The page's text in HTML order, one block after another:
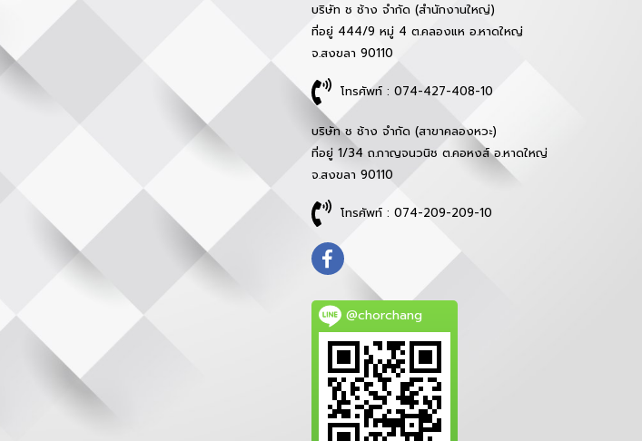
บริษัท ช ช้าง จำกัด (สำนักงานใหญ่)
ที่อยู่ 444/9 หมู่ 4 ต.คลองแห อ.หาดใหญ่
จ.สงขลา 90110
โทรศัพท์ : 074-427-408-10
บริษัท ช ช้าง จำกัด (สาขาคลองหวะ)
ที่อยู่ 1/34 ถ.กาญจนวนิช ต.คอหงส์ อ.หาดใหญ่
จ.สงขลา 90110
โทรศัพท์ : 074-209-209-10
@chorchang